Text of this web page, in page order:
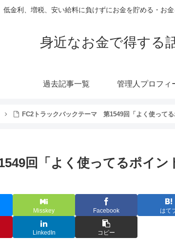
低金利、増税、安い給料に負けずにお金を貯める・お
身近なお金で得する
過去記事一覧 管理人プロフィ
FC2トラックバックテーマ 第1549回「よく使ってる
回「よく使ってるポイン
Misskey Facebook はて
LinkedIn コピー